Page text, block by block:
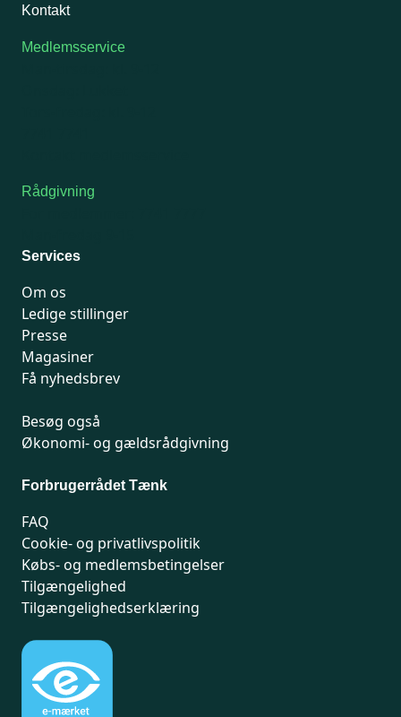
Kontakt
Medlemsservice
Rådgivning
Services
Om os
Ledige stillinger
Presse
Magasiner
Få nyhedsbrev
Besøg også
Økonomi- og gældsrådgivning
Forbrugerrådet Tænk
FAQ
Cookie- og privatlivspolitik
Købs- og medlemsbetingelser
Tilgængelighed
Tilgængelighedserklæring